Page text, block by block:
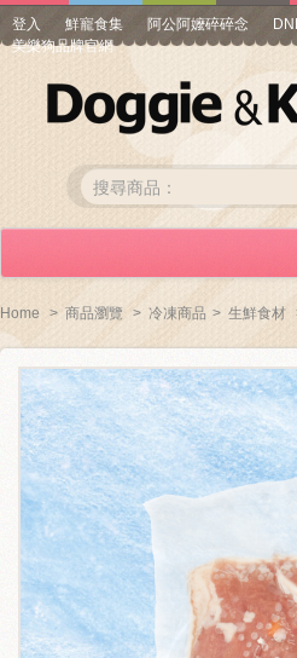
登入 鮮寵食集 阿公阿嬤碎碎念
美樂狗品牌官網
常見問答
商品瀏覽
線上訂購
帳號專區
關於我們
毛孩健康之道
Home > 商品瀏覽 > 冷凍商品 > 生鮮食材